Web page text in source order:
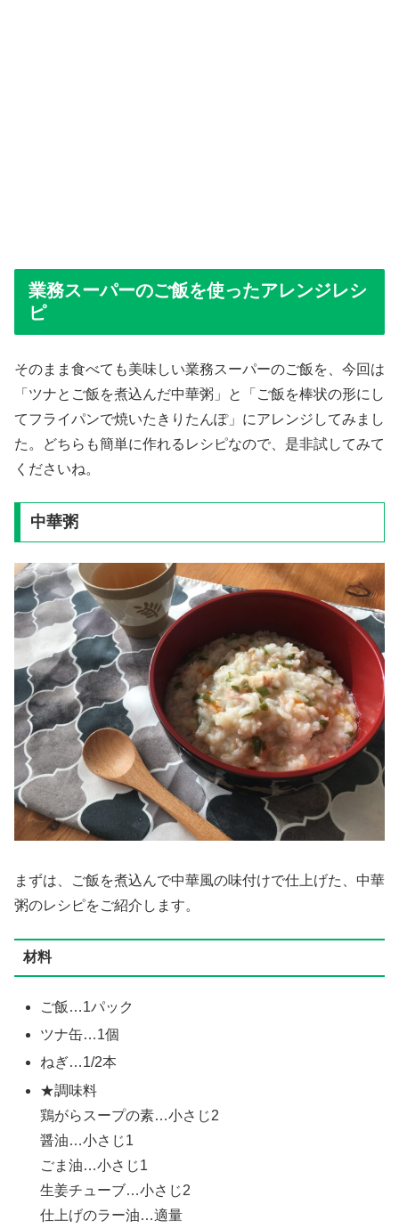
業務スーパーのご飯を使ったアレンジレシ
ピ
そのまま食べても美味しい業務スーパーのご飯を、今回は
「ツナとご飯を煮込んだ中華粥」と「ご飯を棒状の形にし
てフライパンで焼いたきりたんぽ」にアレンジしてみまし
た。どちらも簡単に作れるレシピなので、是非試してみて
くださいね。
中華粥
まずは、ご飯を煮込んで中華風の味付けで仕上げた、中華
粥のレシピをご紹介します。
材料
ご飯…1パック
ツナ缶…1個
ねぎ…1/2本
★調味料
鶏がらスープの素…小さじ2
醤油…小さじ1
ごま油…小さじ1
生姜チューブ…小さじ2
仕上げのラー油…適量